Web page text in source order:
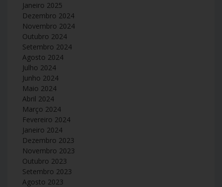
Janeiro 2025
Dezembro 2024
Novembro 2024
Outubro 2024
Setembro 2024
Agosto 2024
Julho 2024
Junho 2024
Maio 2024
Abril 2024
Março 2024
Fevereiro 2024
Janeiro 2024
Dezembro 2023
Novembro 2023
Outubro 2023
Setembro 2023
Agosto 2023